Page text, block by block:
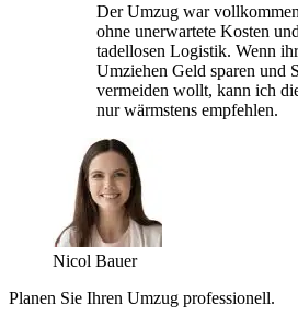
Der Umzug war
ohne unerwartete Kosten
tadellosen Logistik. Wenn
Umziehen Geld sparen und
vermeiden wollt, kann ich
nur wärmstens empfehlen.
Nicol Bauer
Planen Sie Ihren Umzug professionell.